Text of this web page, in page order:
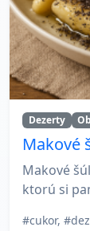
Dezerty
Makové
Makové
ktorú si